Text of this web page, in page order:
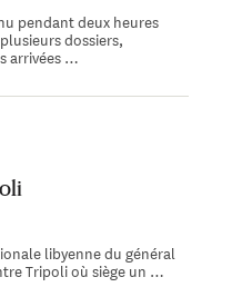
pendant deux heures
dossiers,
arrivées …
libyenne du général
Tripoli où siège un …